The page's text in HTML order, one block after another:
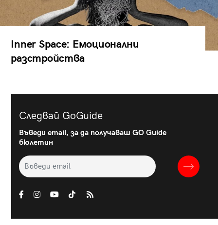
Inner Space: Емоционални
разстройства
Следвай GoGuide
Въведи email, за да получаваш GO Guide
бюлетин